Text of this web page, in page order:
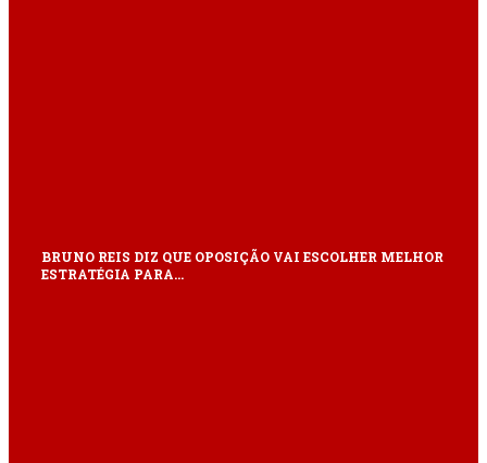
BRUNO REIS DIZ QUE OPOSIÇÃO VAI ESCOLHER MELHOR
ESTRATÉGIA PARA…